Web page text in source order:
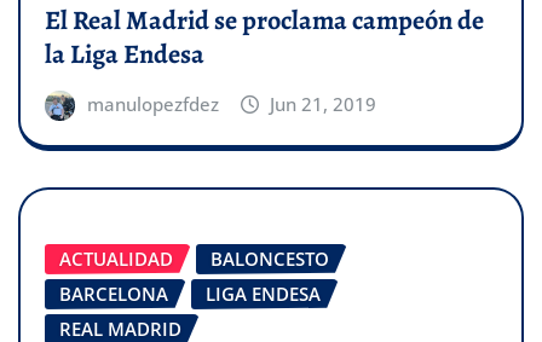
El Real Madrid se proclama campeón de
la Liga Endesa
manulopezfdez Jun 21, 2019
ACTUALIDAD
BALONCESTO
BARCELONA
LIGA ENDESA
REAL MADRID